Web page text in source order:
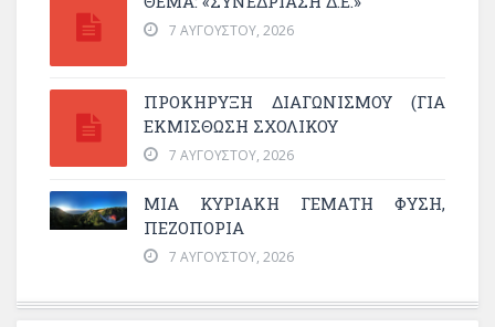
7 ΑΥΓΟΎΣΤΟΥ, 2026
ΠΡΟΚΗΡΥΞΗ ΔΙΑΓΩΝΙΣΜΟΥ (ΓΙΑ
ΕΚΜΊΣΘΩΣΗ ΣΧΟΛΙΚΟΎ
7 ΑΥΓΟΎΣΤΟΥ, 2026
ΜΙΑ ΚΥΡΙΑΚΉ ΓΕΜΆΤΗ ΦΎΣΗ,
ΠΕΖΟΠΟΡΊΑ
7 ΑΥΓΟΎΣΤΟΥ, 2026